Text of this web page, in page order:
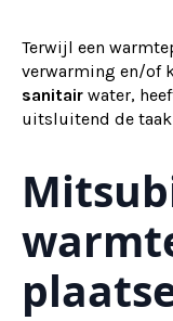
Terwijl een
verwarming en/of
sanitair water,
uitsluitend de